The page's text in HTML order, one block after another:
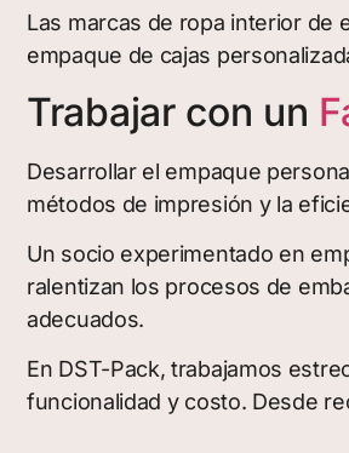
Las marcas de ropa interior de
empaque de cajas
Trabajar con un
Desarrollar el empaque
métodos de impresión y la
Un socio experimentado en
ralentizan los procesos de
adecuados.
En DST-Pack, trabajamos
funcionalidad y costo. Desde